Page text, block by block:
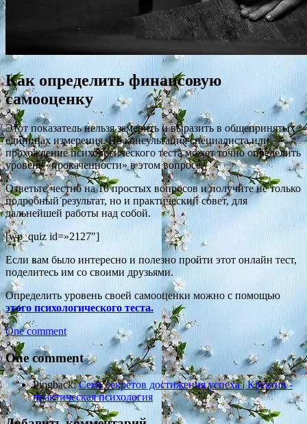
Как определить финансовую
самооценку
Этот показатель нельзя замерить и выразить в общепринятых
единицах измерения. Но консультация специалиста или
прохождение психологического теста может точно определить
уровень «прокаченности» в этом вопросе.
Ответьте честно на 10 простых вопросов и получите не только
подробный результат, но и практический совет, для
дальнейшей работы над собой.
[wp_quiz id=»2127″]
Если вам было интересно и полезно пройти этот онлайн тест,
поделитесь им со своими друзьями.
Определить уровень своей самооценки можно с помощью
этого психологического теста.
One comment
One comment
Pingback:Семь секретов достижения успеха | Креатив -
практическая психология